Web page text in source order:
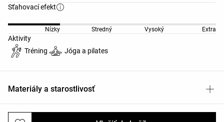
Sťahovací efekt
Nízky Stredný Vysoký Extra
Aktivity
Tréning
Jóga a pilates
Materiály a starostlivosť